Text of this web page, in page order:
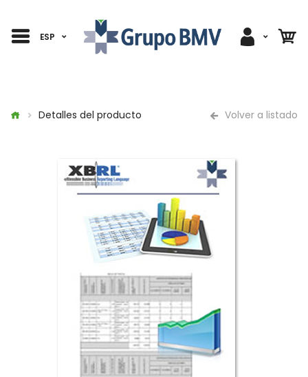
ESP
Detalles del producto Volver a listado